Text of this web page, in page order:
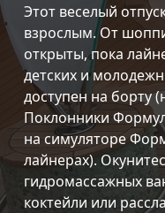
Этот веселый
взрослым. От
открыты, пока
детских и
доступен на борту
Поклонники
на симуляторе
лайнерах).
гидромассажных
коктейли или